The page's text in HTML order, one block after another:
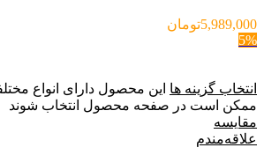
5,989,000تومان
5%
انتخاب گزینه ها این محصول دارای انواع
ممکن است در صفحه محصول انتخاب شوند
مقایسه
علاقه‌مندم